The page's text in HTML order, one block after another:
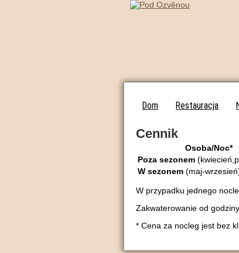
Dom Restauracja
Cennik
Osoba/Noc*
Poza sezonem
W sezonem (maj-
W przypadku jednego
Zakwaterowanie od
* Cena za nocleg jest bez